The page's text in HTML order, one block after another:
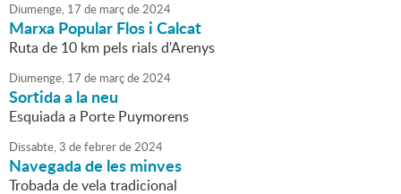
Diumenge, 17 de marçde2024
Marxa Popular Flos i Calcat
Ruta de 10 km pels rials d'Arenys
Diumenge, 17 de marçde2024
Sortida a la neu
Esquiada a Porte Puymorens
Dissabte,3 defebrerde2024
Navegada de les minves
Trobada de vela tradicional